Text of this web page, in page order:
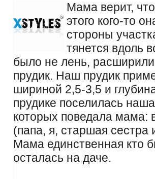
Мама верит,
этого кого-то
стороны
тянется вдоль
было не лень,
прудик. Наш прудик
шириной 2,5-3,5 и
прудике поселилась
которых поведала мама:
(папа, я, старшая
Мама единственная кто
осталась на даче.